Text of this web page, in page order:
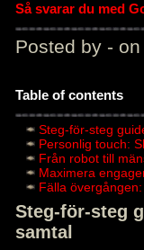
Så svarar du med
Posted by - on
Table of contents
Steg-för-steg
Personlig touch:
Från robot till
Maximera
Fälla
Steg-för-steg
samtal